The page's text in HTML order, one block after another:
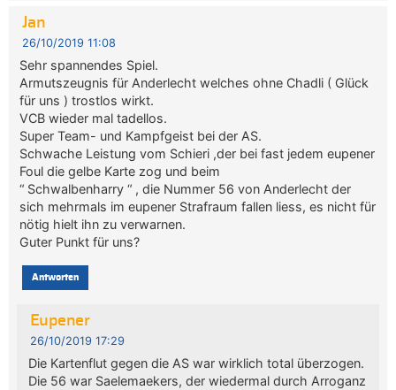
Jan
26/10/2019 11:08
Sehr spannendes Spiel.
Armutszeugnis für Anderlecht welches ohne Chadli ( Glück
für uns ) trostlos wirkt.
VCB wieder mal tadellos.
Super Team- und Kampfgeist bei der AS.
Schwache Leistung vom Schieri ,der bei fast jedem eupener
Foul die gelbe Karte zog und beim
“ Schwalbenharry “ , die Nummer 56 von Anderlecht der
sich mehrmals im eupener Strafraum fallen liess, es nicht für
nötig hielt ihn zu verwarnen.
Guter Punkt für uns?
Antworten
Eupener
26/10/2019 17:29
Die Kartenflut gegen die AS war wirklich total überzogen.
Die 56 war Saelemaekers, der wiedermal durch Arroganz